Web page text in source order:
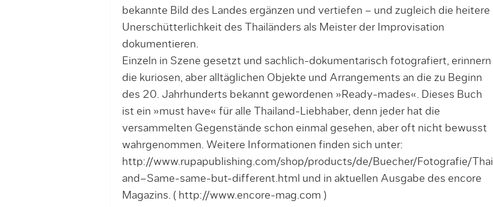
bekannte Bild des Landes ergänzen und vertiefen – und zugleich die heitere
Unerschütterlichkeit des Thailänders als Meister der Improvisation
dokumentieren.
Einzeln in Szene gesetzt und sachlich-dokumentarisch fotografiert, erinnern
die kuriosen, aber alltäglichen Objekte und Arrangements an die zu Beginn
des 20. Jahrhunderts bekannt gewordenen »Ready-mades«. Dieses Buch
ist ein »must have« für alle Thailand-Liebhaber, denn jeder hat die
versammelten Gegenstände schon einmal gesehen, aber oft nicht bewusst
wahrgenommen. Weitere Informationen finden sich unter:
http://www.rupapublishing.com/shop/products/de/Buecher/Fotografie/Thail
and–Same-same-but-different.html und in aktuellen Ausgabe des encore
Magazins. ( http://www.encore-mag.com )